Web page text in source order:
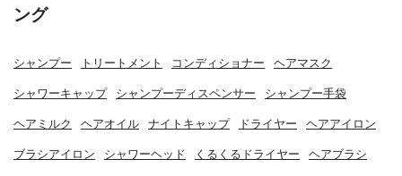
ング
シャンプー トリートメント コンディショナー ヘアマスク
シャワーキャップ シャンプーディスペンサー シャンプー手袋
ヘアミルク ヘアオイル ナイトキャップ ドライヤー ヘアアイロン
ブラシアイロン シャワーヘッド くるくるドライヤー ヘアブラシ